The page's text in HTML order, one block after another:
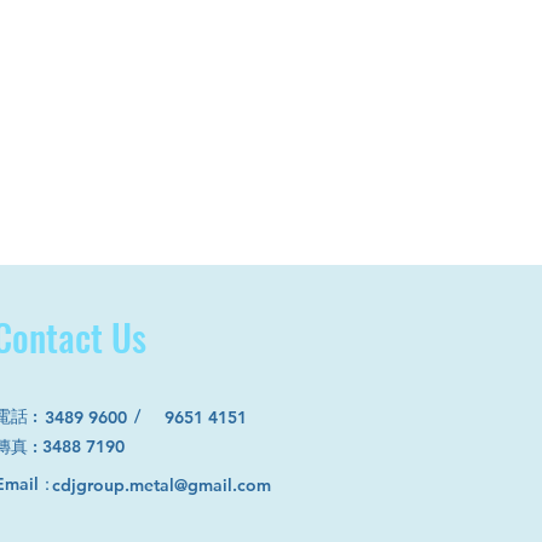
9651 4151
話 : /
：cdjgroup.metal@gmail.com
Us
3489 9600
真 : 3488 7190